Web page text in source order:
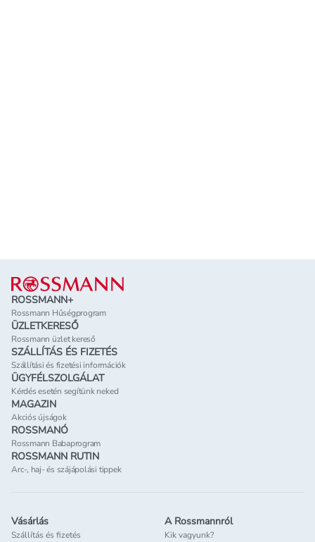
Lábléc
ROSSMANN+
Rossmann Hűségprogram
ÜZLETKERESŐ
Rossmann üzlet kereső
SZÁLLÍTÁS ÉS FIZETÉS
Szállítási és fizetési információk
ÜGYFÉLSZOLGÁLAT
Kérdés esetén segítünk neked
MAGAZIN
Akciós újságok
ROSSMANÓ
Rossmann Babaprogram
ROSSMANN RUTIN
Arc-, haj- és szájápolási tippek
Vásárlás
Szállítás és fizetés
A Rossmannról
Kik vagyunk?